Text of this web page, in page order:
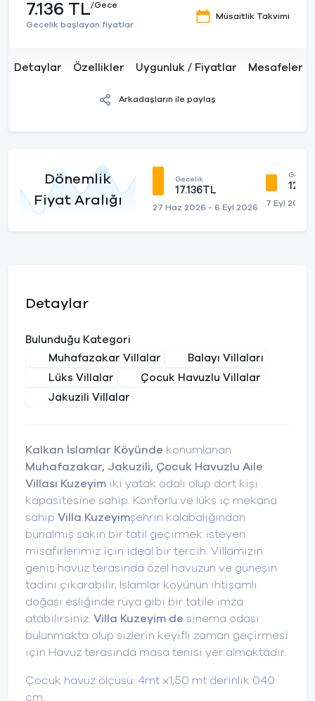
7.136 TL/Gece
Gecelik başlayan fiyatlar
Müsaitlik Takvimi
Detaylar Özellikler Uygunluk / Fiyatlar Mesafeler
Arkadaşların ile paylaş
Dönemlik
Fiyat Aralığı
Gecelik
17.136TL
27 Haz 2026 - 6 Eyl 2026 7 Eyl 2026
Detaylar
Bulunduğu Kategori
Muhafazakar Villalar
Balayı Villaları
Lüks Villalar
Çocuk Havuzlu Villalar
Jakuzili Villalar
Kalkan İslamlar Köyünde konumlanan
Muhafazakar, Jakuzili, Çocuk Havuzlu Aile
Villası Kuzeyim iki yatak odalı olup dört kişi
kapasitesine sahip. Konforlu ve lüks iç mekana
sahip Villa Kuzeyimşehrin kalabalığından
bunalmış sakin bir tatil geçirmek isteyen
misafirlerimiz için ideal bir tercih. Villamızın
geniş havuz terasında özel havuzun ve güneşin
tadını çıkarabilir, İslamlar köyünün ihtişamlı
doğası eşliğinde rüya gibi bir tatile imza
atabilirsiniz. Villa Kuzeyim de sinema odası
bulunmakta olup sizlerin keyifli zaman geçirmesi
için Havuz terasında masa tenisi yer almaktadır.
Çocuk havuz ölçüsü: 4mt x1,50 mt derinlik 040
cm.